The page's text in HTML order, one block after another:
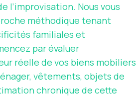
l’improvisation. Nous vous
méthodique tenant
familiales et
par évaluer
réelle de vos biens mobiliers
vêtements, objets de
chronique de cette